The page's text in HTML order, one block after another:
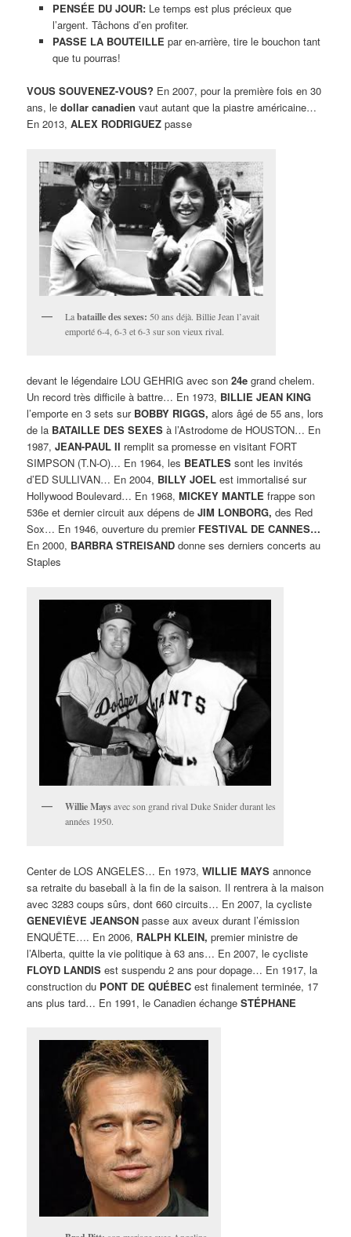
PENSÉE DU JOUR: Le temps est plus précieux que
l’argent. Tâchons d’en profiter.
PASSE LA BOUTEILLE par en-arrière, tire le bouchon tant
que tu pourras!
VOUS SOUVENEZ-VOUS? En 2007, pour la première fois en 30
ans, ledollar canadien vaut autant que la piastre américaine…
En 2013,ALEX RODRIGUEZ passe
Labataille des sexes: 50 ans déjà. Billie Jean l’avait
emporté 6-4, 6-3 et 6-3 sur son vieux rival.
devant le légendaire LOU GEHRIG avec son24e grand chelem.
Un record très difficile à battre… En 1973, BILLIE JEAN KING
l’emporte en 3 sets sur BOBBY RIGGS, alors âgé de 55 ans, lors
de la BATAILLE DES SEXES à l’Astrodome de HOUSTON… En
1987,JEAN-PAUL II remplit sa promesse en visitant FORT
SIMPSON (T.N-O)… En 1964, les BEATLES sont les invités
d’ED SULLIVAN… En 2004, BILLY JOEL est immortalisé sur
Hollywood Boulevard… En 1968,MICKEY MANTLE frappe son
536e et dernier circuit aux dépens deJIM LONBORG, des Red
Sox… En 1946, ouverture du premier FESTIVAL DE CANNES…
En 2000, BARBRA STREISAND donne ses derniers concerts au
Staples
Willie Maysavec son grand rival Duke Snider durant les
années 1950.
Center de LOS ANGELES… En 1973,WILLIE MAYS annonce
sa retraite du baseball à la fin de la saison. Il rentrera à la maison
avec 3283 coups sûrs, dont 660 circuits… En 2007, la cycliste
GENEVIÈVE JEANSON passe aux aveux durant l’émission
ENQUÊTE…. En 2006, RALPH KLEIN, premier ministre de
l’Alberta, quitte la vie politique à 63 ans… En 2007, le cycliste
FLOYD LANDIS est suspendu 2 ans pour dopage… En 1917, la
construction du PONT DE QUÉBEC est finalement terminée, 17
ans plus tard… En 1991, le Canadien échangeSTÉPHANE